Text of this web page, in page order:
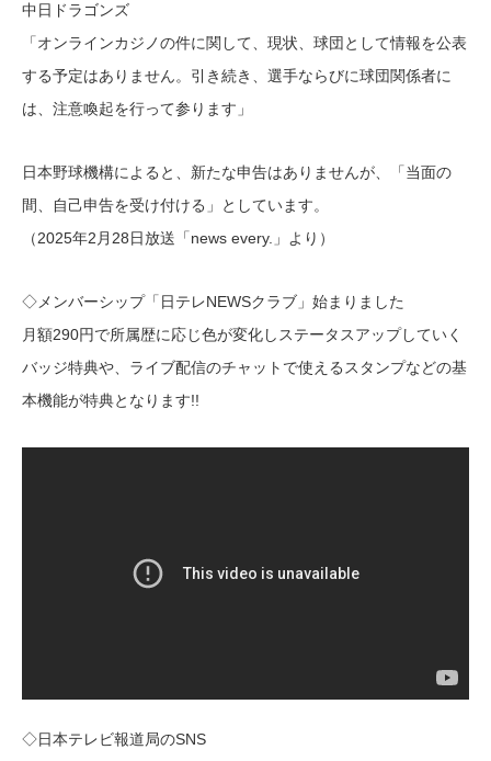
中日ドラゴンズ
「オンラインカジノの件に関して、現状、球団として情報を公表
する予定はありません。引き続き、選手ならびに球団関係者に
は、注意喚起を行って参ります」
日本野球機構によると、新たな申告はありませんが、「当面の
間、自己申告を受け付ける」としています。
（2025年2月28日放送「news every.」より）
◇メンバーシップ「日テレNEWSクラブ」始まりました
月額290円で所属歴に応じ色が変化しステータスアップしていく
バッジ特典や、ライブ配信のチャットで使えるスタンプなどの基
本機能が特典となります!!
◇日本テレビ報道局のSNS